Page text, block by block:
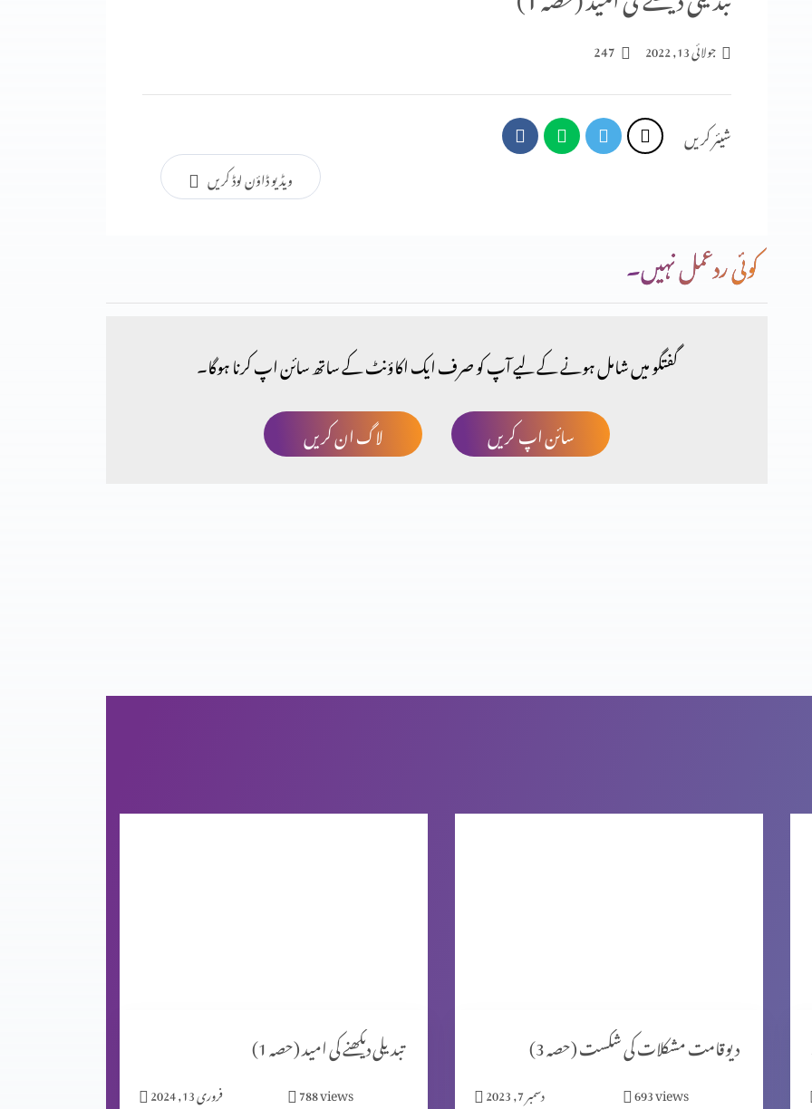
جولائی 13, 2022 247
شیئر کریں
ویڈیو ڈاؤن لوڈ کریں
کوئی ردعمل نہیں۔
گفتگو میں شامل ہونے کے لیے آپ کو صرف ایک اکاؤنٹ کے ساتھ سائن اپ کرنا ہوگا۔
لاگ ان کریں
سائن اپ کریں
تبدیلی دیکھنے کی امید (حصہ 1)
فروری 13, 2024 788views
دیوقامت مشکلات کی شکست (حصہ 3)
دسمبر 7, 2023 693views